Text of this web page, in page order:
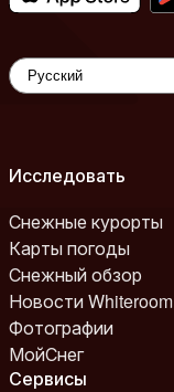
Исследовать
Снежные курорты
Карты погоды
Снежный обзор
Новости Whiteroom
Фотографии
МойСнег
Сервисы